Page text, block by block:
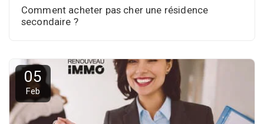
Comment acheter pas cher une résidence
secondaire ?
05
Feb